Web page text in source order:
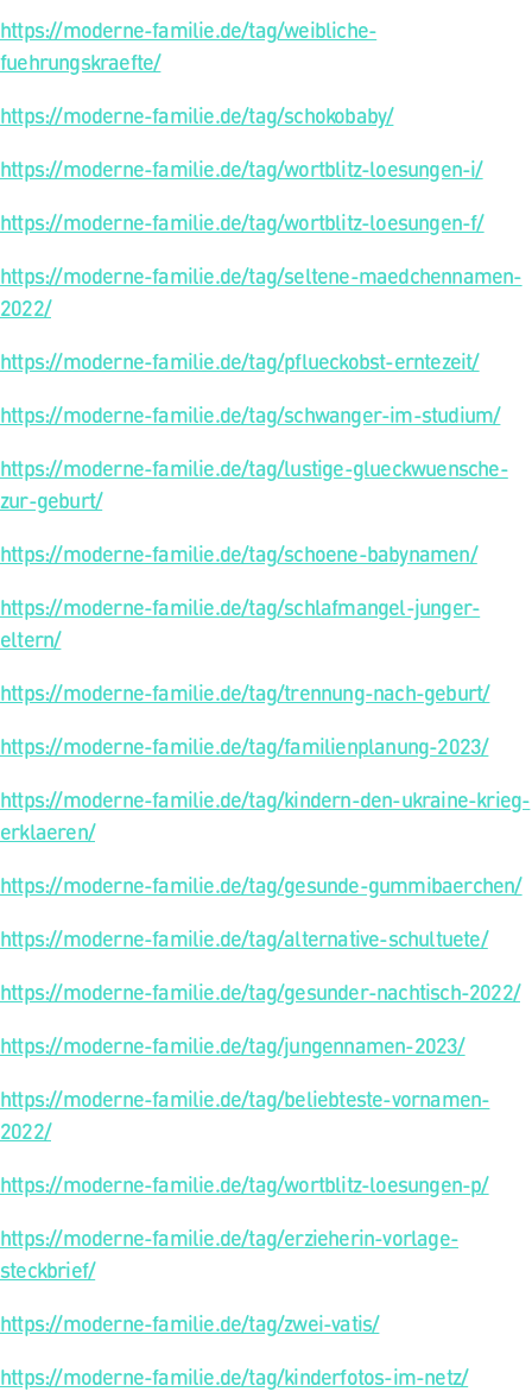
https://moderne-familie.de/tag/weibliche-
fuehrungskraefte/
https://moderne-familie.de/tag/schokobaby/
https://moderne-familie.de/tag/wortblitz-loesungen-i/
https://moderne-familie.de/tag/wortblitz-loesungen-f/
https://moderne-familie.de/tag/seltene-maedchennamen-
2022/
https://moderne-familie.de/tag/pflueckobst-erntezeit/
https://moderne-familie.de/tag/schwanger-im-studium/
https://moderne-familie.de/tag/lustige-glueckwuensche-
zur-geburt/
https://moderne-familie.de/tag/schoene-babynamen/
https://moderne-familie.de/tag/schlafmangel-junger-
eltern/
https://moderne-familie.de/tag/trennung-nach-geburt/
https://moderne-familie.de/tag/familienplanung-2023/
https://moderne-familie.de/tag/kindern-den-ukraine-krieg-
erklaeren/
https://moderne-familie.de/tag/gesunde-gummibaerchen/
https://moderne-familie.de/tag/alternative-schultuete/
https://moderne-familie.de/tag/gesunder-nachtisch-2022/
https://moderne-familie.de/tag/jungennamen-2023/
https://moderne-familie.de/tag/beliebteste-vornamen-
2022/
https://moderne-familie.de/tag/wortblitz-loesungen-p/
https://moderne-familie.de/tag/erzieherin-vorlage-
steckbrief/
https://moderne-familie.de/tag/zwei-vatis/
https://moderne-familie.de/tag/kinderfotos-im-netz/